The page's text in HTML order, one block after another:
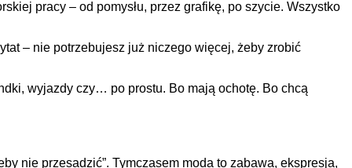
pracy – od pomysłu, przez grafikę, po szycie. Wszystko
– nie potrzebujesz już niczego więcej, żeby zrobić
wyjazdy czy… po prostu. Bo mają ochotę. Bo chcą
nie przesadzić”. Tymczasem moda to zabawa, ekspresja,